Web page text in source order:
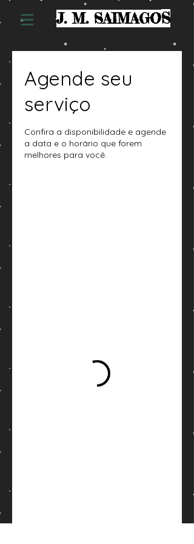
J. M. SAIMAGOS
Agende seu
serviço
Confira a disponibilidade e agende
a data e o horário que forem
melhores para você.